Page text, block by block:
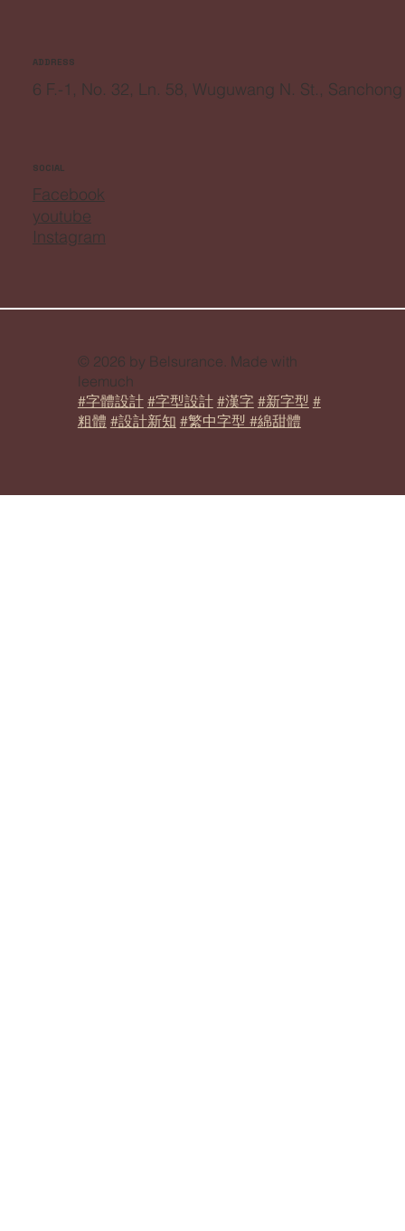
ADDRESS
6 F.-1, No. 32, Ln. 58, Wuguwang N. St.,
Facebook
SOCIAL
youtube
Instagram
© 2026 by Belsurance. Made with
leemuch
#字體設計 #字型設計 #漢字 #新字型 #
粗體 #設計新知 #繁中字型 #綿甜體